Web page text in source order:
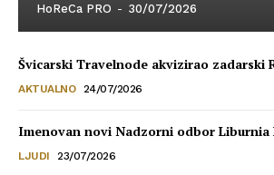
HoReCa PRO - 30/07/2026
Švicarski Travelnode akvizirao zadarski
AKTUALNO 24/07/2026
Imenovan novi Nadzorni odbor Liburnia
LJUDI 23/07/2026